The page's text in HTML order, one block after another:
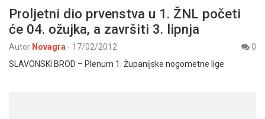
Proljetni dio prvenstva u 1. ŽNL početi
će 04. ožujka, a završiti 3. lipnja
Autor Novagra - 17/02/2012
0
SLAVONSKI BROD – Plenum 1. Županijske nogometne lige